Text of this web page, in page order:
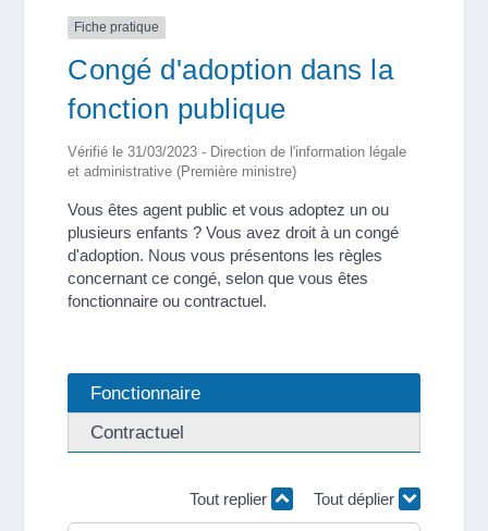
Fiche pratique
Congé d'adoption dans la
fonction publique
Vérifié le 31/03/2023 - Direction de l'information légale
et administrative (Première ministre)
Vous êtes agent public et vous adoptez un ou
plusieurs enfants ? Vous avez droit à un congé
d'adoption. Nous vous présentons les règles
concernant ce congé, selon que vous êtes
fonctionnaire ou contractuel.
Fonctionnaire
Contractuel
Tout replier Tout déplier